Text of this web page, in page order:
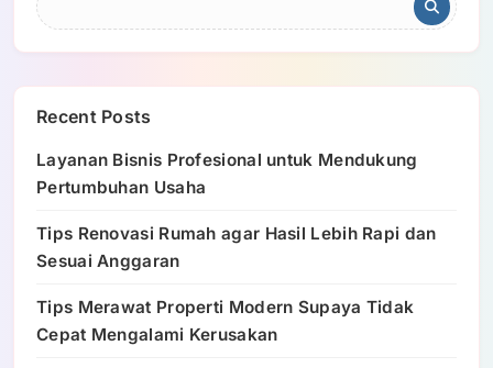
Recent Posts
Layanan Bisnis Profesional untuk Mendukung
Pertumbuhan Usaha
Tips Renovasi Rumah agar Hasil Lebih Rapi dan
Sesuai Anggaran
Tips Merawat Properti Modern Supaya Tidak
Cepat Mengalami Kerusakan